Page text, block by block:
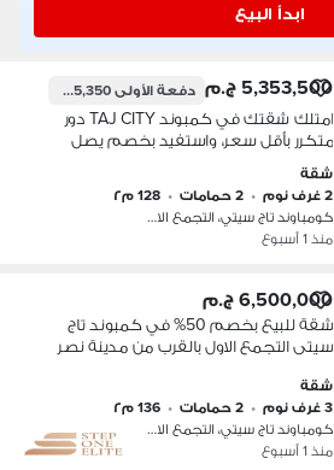
ابدأ البيع
5,353,500 ج.م دفعة الأولى535,350 ج.م
امتلك شقتك في كمبوند TAJ CITY دور
متكرر بأقل سعر، واستفيد بخصم يصل
مدينة نصر
شقة
2 غرف نوم
• 2 حمامات • 128 م٢
كومباوند تاج سيتي، التجمع الاول
منذ 1 أسبوع
6,500,000 ج.م
شقة للبيع بخصم 50% في كمبوند تاج
سيتى التجمع الاول بالقرب من مدينة نصر
شقة
3 غرف نوم
• 2 حمامات • 136 م٢
كومباوند تاج سيتي، التجمع الاول
منذ 1 أسبوع